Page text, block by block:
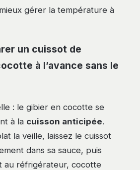
gérer la température à
un cuissot de
à l’avance sans le
: le gibier en cocotte se
à la cuisson anticipée.
la veille, laissez le cuissot
dans sa sauce, puis
au réfrigérateur, cocotte